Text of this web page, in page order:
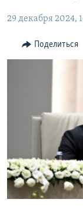
Вернутся
поиску
КЫРГЫЗЧА
ЎЗБЕКЧА
ПОДПИШИТЕСЬ НА
29 декабря 2024,
Поделиться